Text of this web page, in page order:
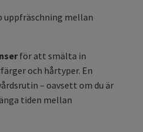
uppfräschning mellan
för att smälta in
och hårtyper. En
– oavsett om du är
tiden mellan